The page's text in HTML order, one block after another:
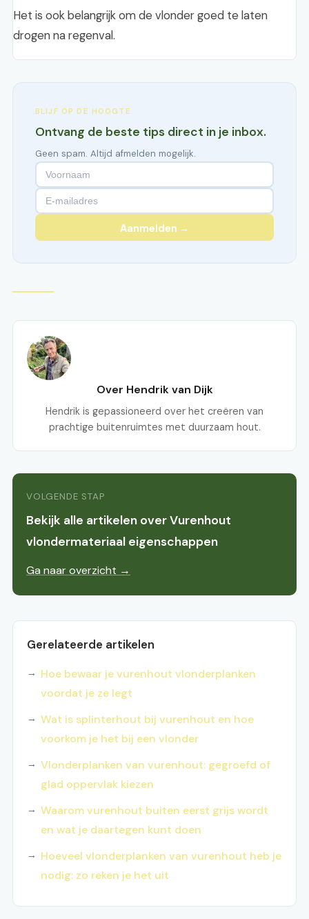
Het is ook belangrijk om de vlonder goed te laten
drogen na regenval.
BLIJF OP DE HOOGTE
Ontvang de beste tips direct in je inbox.
Geen spam. Altijd afmelden mogelijk.
Aanmelden →
Over Hendrik van Dijk
Hendrik is gepassioneerd over het creëren van
prachtige buitenruimtes met duurzaam hout.
VOLGENDE STAP
Bekijk alle artikelen over Vurenhout
vlondermateriaal eigenschappen
Ga naar overzicht →
Gerelateerde artikelen
Hoe bewaar je vurenhout vlonderplanken
voordat je ze legt
Wat is splinterhout bij vurenhout en hoe
voorkom je het bij een vlonder
Vlonderplanken van vurenhout: gegroefd of
glad oppervlak kiezen
Waarom vurenhout buiten eerst grijs wordt
en wat je daartegen kunt doen
Hoeveel vlonderplanken van vurenhout heb je
nodig: zo reken je het uit